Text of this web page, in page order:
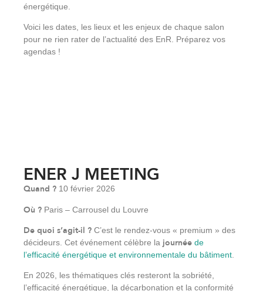
énergétique.
Voici les dates, les lieux et les enjeux de chaque salon
pour ne rien rater de l’actualité des EnR. Préparez vos
agendas !
ENER J MEETING
Quand ? 10 février 2026
Où ? Paris – Carrousel du Louvre
De quoi s’agit-il ? C’est le rendez-vous « premium » des
décideurs. Cet événement célèbre la journée de
l’efficacité énergétique et environnementale du bâtiment
En 2026, les thématiques clés resteront la sobriété,
l’efficacité énergétique, la décarbonation et la conformité